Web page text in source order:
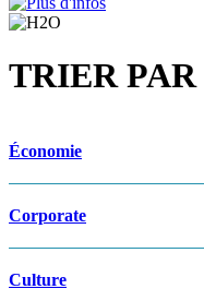
TRIER
Économie
Corporate
Culture